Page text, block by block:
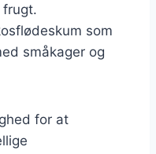
frugt.
som
småkager og
for at